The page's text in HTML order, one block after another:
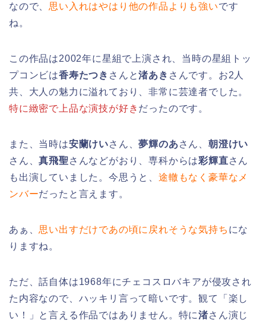
なので、 思い入れはやはり他の作品よりも強いです
ね。
この作品は2002年に星組で上演され、当時の星組トッ
プコンビは香寿たつき さんと渚あき さんです。お2人
共、大人の魅力に溢れており、非常に芸達者でした。
特に緻密で上品な演技が好き だったのです。
また、当時は安蘭けいさん、夢輝のあさん、朝澄けい
さん、真飛聖さんなどがおり、専科からは彩輝直さん
も出演していました。今思うと、 途轍もなく豪華なメ
ンバーだったと言えます。
あぁ、 思い出すだけであの頃に戻れそうな気持ち にな
りますね。
ただ、話自体は1968年にチェコスロバキアが侵攻され
た内容なので、ハッキリ言って暗いです。観て「楽し
い！」と言える作品ではありません。特に渚さん演じ